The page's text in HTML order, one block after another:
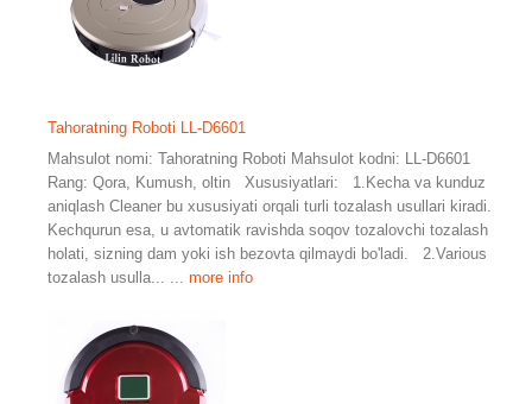
Tahoratning Roboti LL-D6601
Mahsulot nomi: Tahoratning Roboti Mahsulot kodni: LL-D6601
Rang: Qora, Kumush, oltin Xususiyatlari: 1.Kecha va kunduz
aniqlash Cleaner bu xususiyati orqali turli tozalash usullari kiradi.
Kechqurun esa, u avtomatik ravishda soqov tozalovchi tozalash
holati, sizning dam yoki ish bezovta qilmaydi bo'ladi. 2.Various
tozalash usulla...
... more info